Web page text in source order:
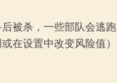
被杀，一些部队会逃
在设置中改变风险值